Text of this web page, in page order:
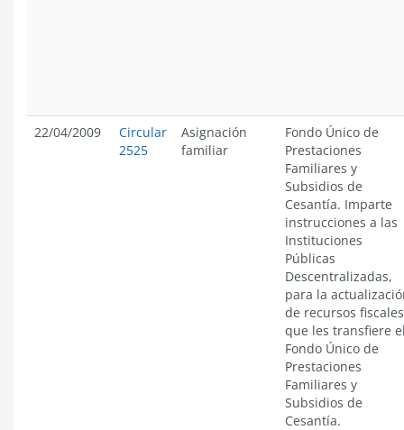
22/04/2009
Circular
2525
Asignación
familiar
Fondo Único de
Prestaciones
Familiares y
Subsidios de
Cesantía. Imparte
instrucciones a las
Instituciones
Públicas
Descentralizadas,
para la
de recursos fiscales
que les transfiere
Fondo Único de
Prestaciones
Familiares y
Subsidios de
Cesantía.